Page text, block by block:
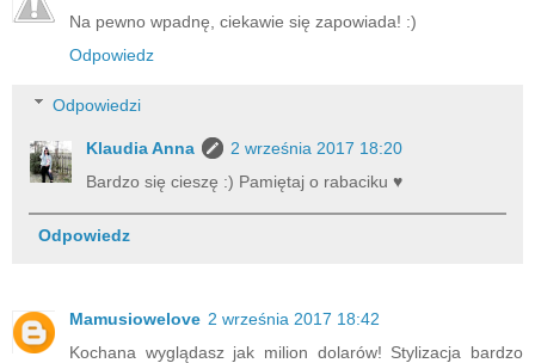
Na pewno wpadnę, ciekawie się zapowiada! :)
Odpowiedz
Odpowiedzi
Klaudia Anna
2 września 2017 18:20
Bardzo się cieszę :) Pamiętaj o rabaciku ♥
Odpowiedz
Mamusiowelove 2 września 2017 18:42
Kochana wyglądasz jak milion dolarów! Stylizacja bardzo